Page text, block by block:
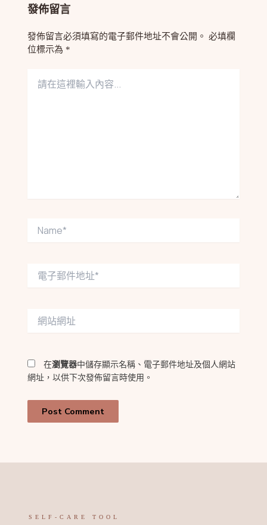
發佈留言
發佈留言必須填寫的電子郵件地址不會公開。 必填欄
位標示為 *
在瀏覽器中儲存顯示名稱、電子郵件地址及個人網站
網址，以供下次發佈留言時使用。
SELF-CARE TOOL